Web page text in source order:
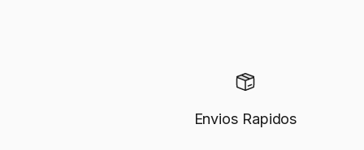
Envios Rapidos